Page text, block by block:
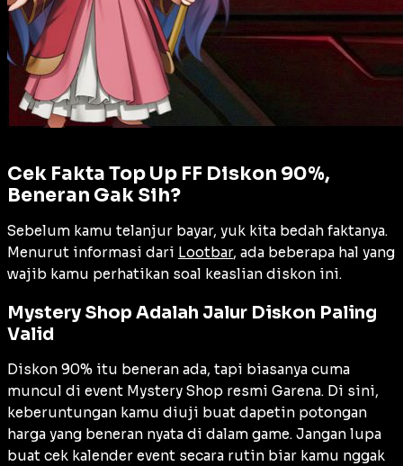
Cek Fakta Top Up FF Diskon 90%,
Beneran Gak Sih?
Sebelum kamu telanjur bayar, yuk kita bedah faktanya.
Menurut informasi dari Lootbar, ada beberapa hal yang
wajib kamu perhatikan soal keaslian diskon ini.
Mystery Shop Adalah Jalur Diskon Paling
Valid
Diskon 90% itu beneran ada, tapi biasanya cuma
muncul di event Mystery Shop resmi Garena. Di sini,
keberuntungan kamu diuji buat dapetin potongan
harga yang beneran nyata di dalam game. Jangan lupa
buat cek kalender event secara rutin biar kamu nggak